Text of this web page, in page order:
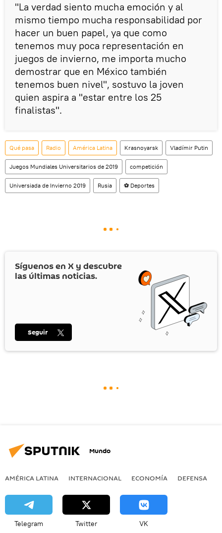
"La verdad siento mucha emoción y al
mismo tiempo mucha responsabilidad por
hacer un buen papel, ya que como
tenemos muy poca representación en
juegos de invierno, me importa mucho
demostrar que en México también
tenemos buen nivel", sostuvo la joven
quien aspira a "estar entre los 25
finalistas".
Qué pasa Radio América Latina Krasnoyarsk Vladímir Putin
Juegos Mundiales Universitarios de 2019 competición
Universiada de Invierno 2019 Rusia ⚽ Deportes
Síguenos en X y descubre
las últimas noticias.
Seguir
Mundo
AMÉRICA LATINA INTERNACIONAL ECONOMÍA DEFENSA
Telegram Twitter VK